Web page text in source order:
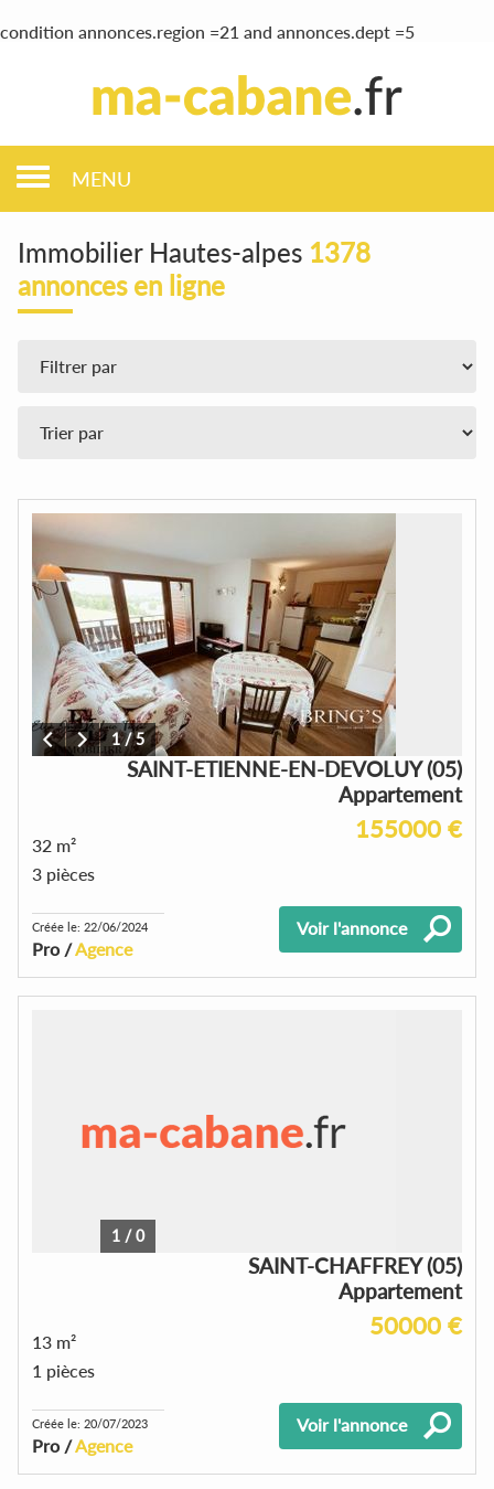
condition annonces.region =21 and annonces.dept =5
MENU
Immobilier Hautes-alpes 1378
annonces en ligne
1/5
SAINT-ETIENNE-EN-DEVOLUY (05)
Appartement
155000 €
32 m²
3 pièces
Créée le: 22/06/2024
Pro /Agence
Voir l'annonce
1 /0
SAINT-CHAFFREY (05)
Appartement
50000 €
13 m²
1 pièces
Créée le: 20/07/2023
Pro /Agence
Voir l'annonce